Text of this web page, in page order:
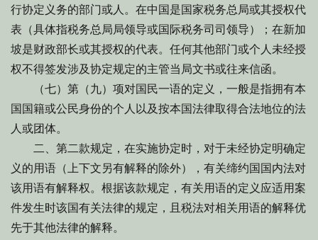
行协定义务的部门或人。在中国是国家税务总局或其授权代
表（具体指税务总局局领导或国际税务司司领导）；在新加
坡是财政部长或其授权的代表。任何其他部门或个人未经授
权不得签发涉及协定规定的主管当局文书或往来信函。
（七）第（九）项对国民一语的定义，一般是指拥有本
国国籍或公民身份的个人以及按本国法律取得合法地位的法
人或团体。
二、第二款规定，在实施协定时，对于未经协定明确定
义的用语（上下文另有解释的除外），有关缔约国国内法对
该用语有解释权。根据该款规定，有关用语的定义应适用案
件发生时该国有关法律的规定，且税法对相关用语的解释优
先于其他法律的解释。